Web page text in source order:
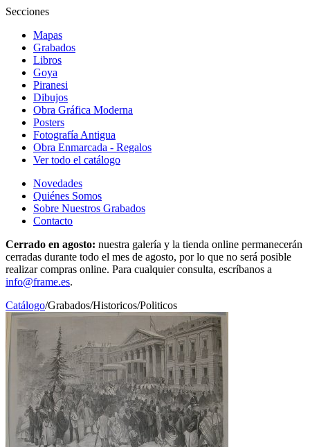
Secciones
Mapas
Grabados
Libros
Goya
Piranesi
Dibujos
Obra Gráfica Moderna
Posters
Fotografía Antigua
Obra Enmarcada - Regalos
Ver todo el catálogo
Novedades
Quiénes Somos
Sobre Nuestros Grabados
Contacto
Cerrado en agosto: nuestra galería y la tienda online permanecerán
cerradas durante todo el mes de agosto, por lo que no será posible
realizar compras online. Para cualquier consulta, escríbanos a
info@frame.es.
Catálogo/Grabados/Historicos/Politicos